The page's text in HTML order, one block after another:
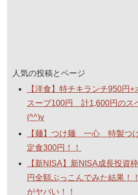
人気の投稿とページ
【洋食】特チキランチ950円
スープ100円 計1,600円のス
(^^)v
【麺】つけ麺 一心 特製つ
定食300円！！
【新NISA】新NISA成長投
円全額ぶっこんでみた結果！
がヤバい！！